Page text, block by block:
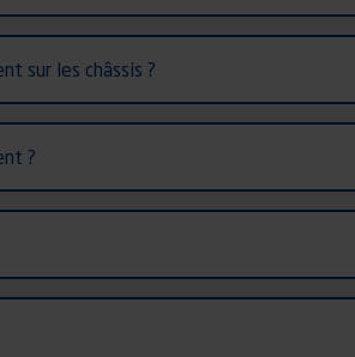
sur les châssis ?
?